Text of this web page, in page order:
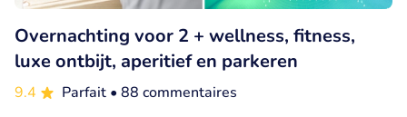
Overnachting voor 2 + wellness, fitness,
luxe ontbijt, aperitief en parkeren
9.4 Parfait • 88 commentaires